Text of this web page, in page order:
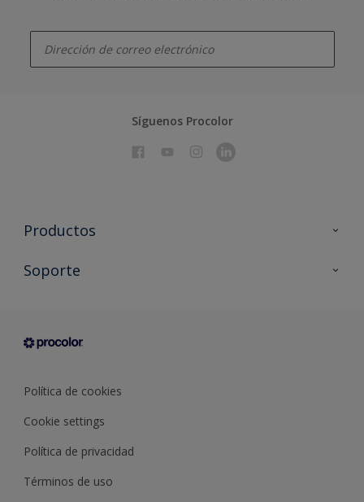
Síguenos Procolor
Productos
Todos los productos
Condiciones generales de venta
Soporte
Sobre Procolor
Política de cookies
Cookie settings
Política de privacidad
Términos de uso